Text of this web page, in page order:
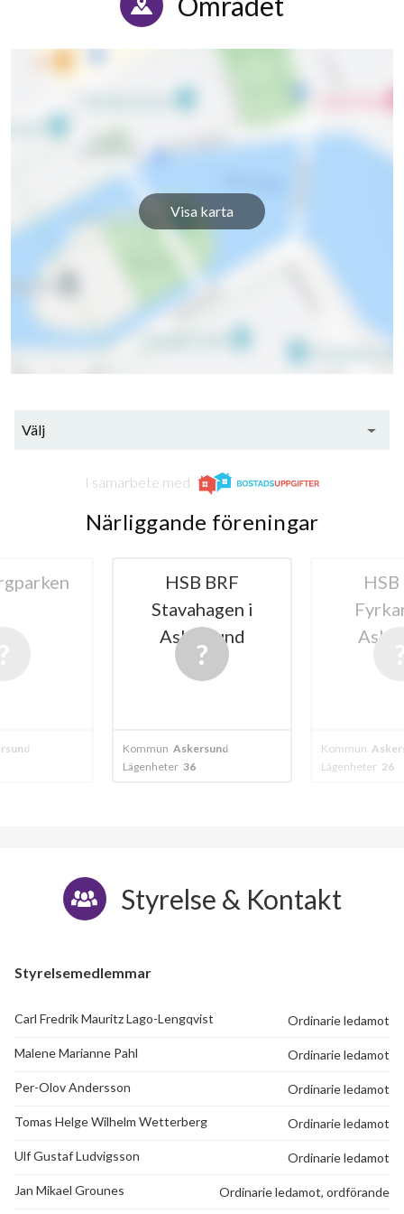
Visa karta
Välj
I samarbete med
Närliggande föreningar
HSB BRF
Stavahagen i
Askersund
Kommun Askersund
Lägenheter 36
HSB
Kommun
Lägenheter 26
Styrelse & Kontakt
Styrelsemedlemmar
Carl Fredrik Mauritz Lago-Lengqvist Ordinarie ledamot
Malene Marianne Pahl Ordinarie ledamot
Per-Olov Andersson Ordinarie ledamot
Tomas Helge Wilhelm Wetterberg Ordinarie ledamot
Ulf Gustaf Ludvigsson Ordinarie ledamot
Jan Mikael Grounes Ordinarie ledamot, ordförande